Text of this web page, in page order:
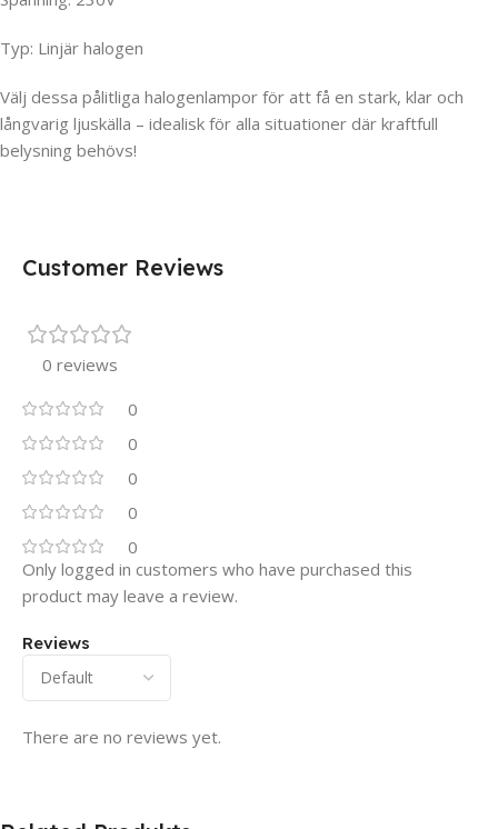
Typ: Linjär halogen
Välj dessa pålitliga halogenlampor för att få en stark, klar och
långvarig ljuskälla – idealisk för alla situationer där kraftfull
belysning behövs!
Customer Reviews
0 reviews
0
0
0
0
0
Reviews
There are no reviews yet.
Only logged in customers who have purchased this
product may leave a review.